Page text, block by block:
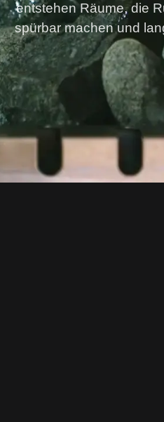
entstehen Räume, die
spürbar machen und